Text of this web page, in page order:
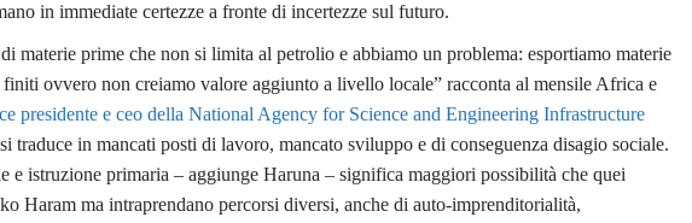
in immediate certezze a fronte di incertezze sul futuro.
materie prime che non si limita al petrolio e abbiamo un problema: esportiamo materie
ovvero non creiamo valore aggiunto a livello locale” racconta al mensile Africa e
presidente e ceo della National Agency for Science and Engineering Infrastructure
traduce in mancati posti di lavoro, mancato sviluppo e di conseguenza disagio sociale.
e istruzione primaria – aggiunge Haruna – significa maggiori possibilità che quei
Haram ma intraprendano percorsi diversi, anche di auto-imprenditorialità,